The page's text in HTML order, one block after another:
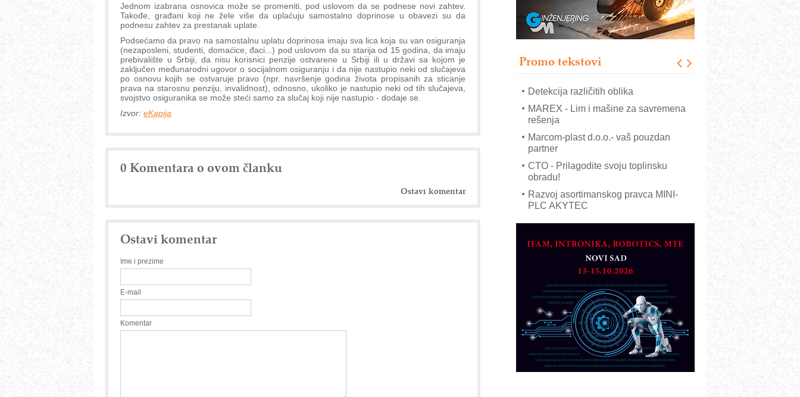
Jednom izabrana osnovica može se promeniti, pod uslovom da se podnese novi zahtev.
Takođe, građani koji ne žele više da uplaćuju samostalno doprinose u obavezi su da
podnesu zahtev za prestanak uplate.
Podsećamo da pravo na samostalnu uplatu doprinosa imaju sva lica koja su van osiguranja
(nezaposleni, studenti, domaćice, đaci...) pod uslovom da su starija od 15 godina, da imaju
prebivalište u Srbiji, da nisu korisnici penzije ostvarene u Srbiji ili u državi sa kojom je
zaključen međunarodni ugovor o socijalnom osiguranju i da nije nastupio neki od slučajeva
po osnovu kojih se ostvaruje pravo (npr. navršenje godina života propisanih za sticanje
prava na starosnu penziju, invalidnost), odnosno, ukoliko je nastupio neki od tih slučajeva,
svojstvo osiguranika se može steći samo za slučaj koji nije nastupio - dodaje se.
Izvor: eKapija
0 Komentara o ovom članku
Ostavi komentar
Ostavi komentar
Ime i prezime
E-mail
Komentar
Promo tekstovi
Sigurnije ispitivanje transformatora u
solarnim elektranama i vetroparkovima
Pranje točkova na gradilištu- standard
ROSA i SCHUNK podižu proizvodnju
Detekcija različitih oblika
MAREX - Lim i mašine za savremena
rešenja
Marcom-plast d.o.o.- vaš pouzdan
partner
CTO - Prilagodite svoju toplinsku
obradu!
Razvoj asortimanskog pravca MINI-
PLC AKYTEC
AUKOM: Svetski standard metrologije
MOTOMAN – NEXT-Robotika vođena
veštačkom inteligencijom
industrijsku automatizaciju
pionirskimmobile operator PANEL-OM
Fleksibilno stezanje i brzo
podešavanje u proizvodnji prototipova
KIP KOP – napredna rešenja za
savremene industrijske i logističke
objekte